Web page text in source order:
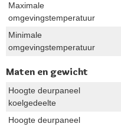
Maximale
omgevingstemperatuur
Minimale
omgevingstemperatuur
Maten en gewicht
Hoogte deurpaneel
koelgedeelte
Hoogte deurpaneel